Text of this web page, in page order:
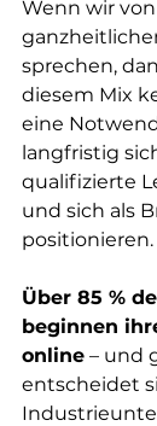
Wenn wir
sprechen,
diesem Mix
eine
langfristig
qualifizierte
und sich als
positionieren.
Über 85 %
beginnen
online – und
entscheidet